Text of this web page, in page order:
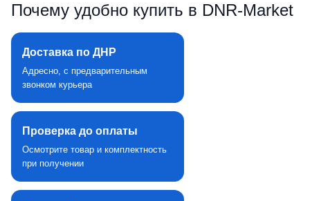
Почему удобно купить в DNR‑Market
Доставка по ДНР
Адресно, с предварительным
звонком курьера
Проверка до оплаты
Осмотрите товар и комплектность
при получении